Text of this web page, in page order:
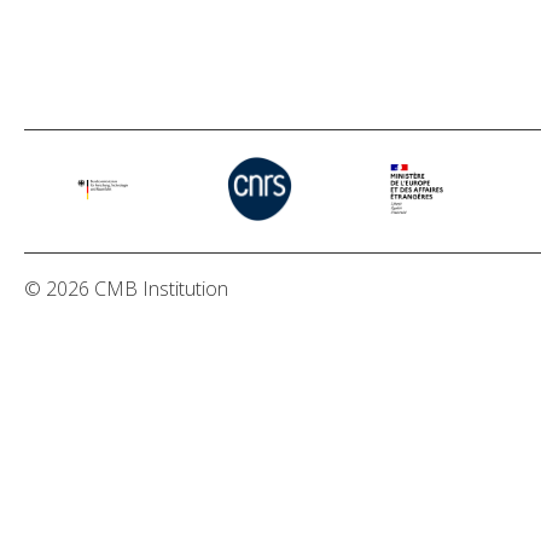
© 2026 CMB Institution